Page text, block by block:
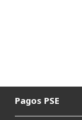
Pagos PSE